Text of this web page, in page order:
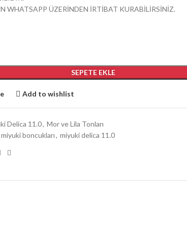
WHATSAPP ÜZERİNDEN İRTİBAT KURABİLİRSİNİZ.
SEPETE EKLE
Add to wishlist
Delica 11.0, Mor ve Lila Tonları
miyuki boncukları, miyuki delica 11.0